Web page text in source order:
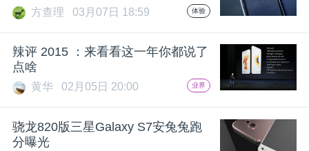
方查理 03月07日 18:59 体验
辣评 2015 ：来看看这一年你都说了
点啥
黄华 02月05日 20:00 业界
骁龙820版三星Galaxy S7安兔兔跑
分曝光